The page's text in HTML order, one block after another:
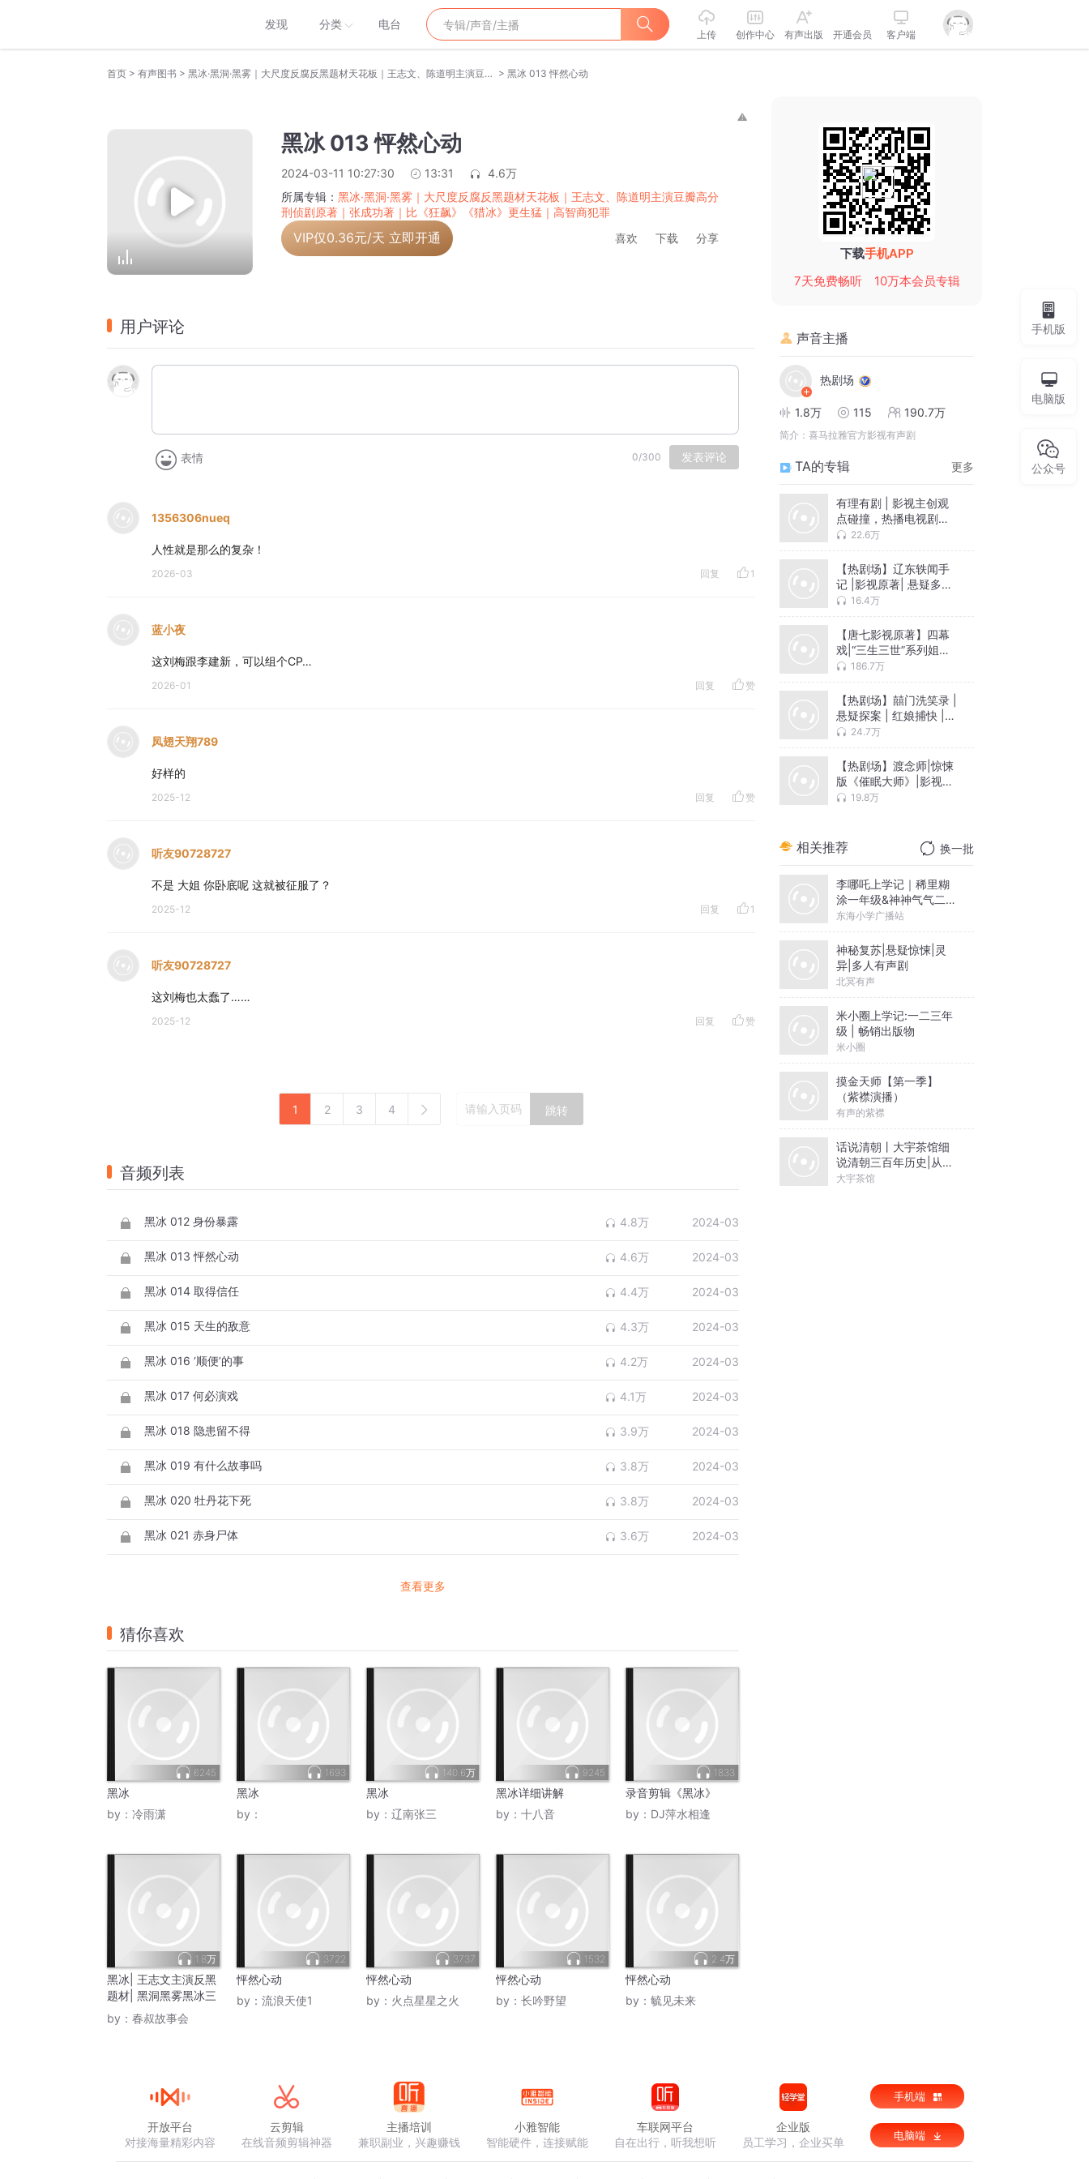
发现 分类 电台
上传 创作中心 有声出版 开通会员 客户端
首页 > 有声图书 > 黑冰·黑洞·黑雾｜大尺度反腐反黑题材天花板｜王志文、陈道明主演豆瓣高分刑侦剧原著｜张成功著｜比《狂飙》《猎冰》更生猛｜高智商犯罪 > 黑冰 013 怦然心动
黑冰 013 怦然心动
2024-03-11 10:27:30 13:31
4.6万
所属专辑： 黑冰·黑洞·黑雾｜大尺度反腐反黑题材天花板｜王志文、陈道明主演豆瓣高分
刑侦剧原著｜张成功著｜比《狂飙》《猎冰》更生猛｜高智商犯罪
VIP仅0.36元/天 立即开通 喜欢 下载 分享
用户评论
表情 0/300 发表评论
1356306nueq
人性就是那么的复杂！
2026-03 回复 1
蓝小夜
这刘梅跟李建新，可以组个CP…
2026-01 回复 赞
凤翅天翔789
好样的
2025-12 回复 赞
听友90728727
不是 大姐 你卧底呢 这就被征服了？
2025-12 回复 1
听友90728727
这刘梅也太蠢了……
2025-12 回复 赞
1 2 3 4 跳转
音频列表
黑冰 012 身份暴露 4.8万 2024-03
黑冰 013 怦然心动 4.6万 2024-03
黑冰 014 取得信任 4.4万 2024-03
黑冰 015 天生的敌意 4.3万 2024-03
黑冰 016 ‘顺便’的事 4.2万 2024-03
黑冰 017 何必演戏 4.1万 2024-03
黑冰 018 隐患留不得 3.9万 2024-03
黑冰 019 有什么故事吗 3.8万 2024-03
黑冰 020 牡丹花下死 3.8万 2024-03
黑冰 021 赤身尸体 3.6万 2024-03
查看更多
猜你喜欢
6245
黑冰
by： 冷雨潇
1693
黑冰
by：
140.6万
黑冰
by： 辽南张三
9245
黑冰详细讲解
by： 十八音
1833
录音剪辑《黑冰》
by： DJ萍水相逢
1.8万
黑冰| 王志文主演反黑
题材| 黑洞黑雾黑冰三
部曲
by： 春叔故事会
3722
怦然心动
by： 流浪天使1
3737
怦然心动
by： 火点星星之火
1532
怦然心动
by： 长吟野望
2.4万
怦然心动
by： 毓见未来
下载手机APP
7天免费畅听
10万本会员专辑
声音主播
热剧场
1.8万 115 190.7万
简介： 喜马拉雅官方影视有声剧
TA的专辑 更多
有理有剧 | 影视主创观
点碰撞，热播电视剧幕
后故事大爆料
22.6万
【热剧场】辽东轶闻手
记 |影视原著| 悬疑多人
剧| 东北往事
16.4万
【唐七影视原著】四幕
戏|“三生三世”系列姐妹
篇|精品有声剧
186.7万
【热剧场】囍门洗笑录 |
悬疑探案 | 红娘捕快 |
影视原著精品有声
24.7万
【热剧场】渡念师|惊悚
版《催眠大师》|影视原
著悬疑多人剧
19.8万
相关推荐 换一批
李哪吒上学记｜稀里糊
涂一年级&神神气气二年
级
东海小学广播站
神秘复苏|悬疑惊悚|灵
异|多人有声剧
北冥有声
米小圈上学记:一二三年
级 | 畅销出版物
米小圈
摸金天师【第一季】
（紫襟演播）
有声的紫襟
话说清朝丨大宇茶馆细
说清朝三百年历史|从努
尔哈赤到末代皇帝溥仪|
大宇茶馆
手机版
电脑版
公众号
开放平台
对接海量精彩内容
云剪辑
在线音频剪辑神器
主播培训
兼职副业，兴趣赚钱
小雅智能
智能硬件，连接赋能
车联网平台
自在出行，听我想听
企业版
员工学习，企业买单
手机端
电脑端